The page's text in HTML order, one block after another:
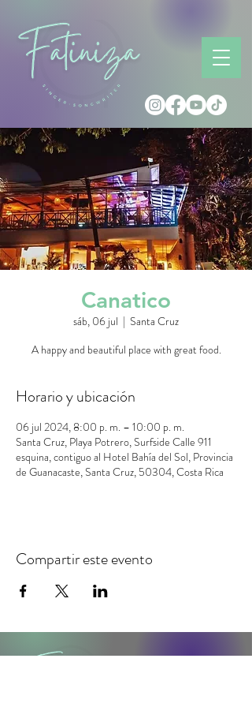
Canatico
sáb, 06 jul
  |
Santa Cruz
A happy and beautiful place with great food.
Horario y ubicación
06 jul 2024, 8:00 p. m. – 10:00 p. m.
Santa Cruz, Playa Potrero, Surfside Calle 911
esquina, contiguo al Hotel Bahía del Sol, Provincia
de Guanacaste, Santa Cruz, 50304, Costa Rica
Compartir este evento